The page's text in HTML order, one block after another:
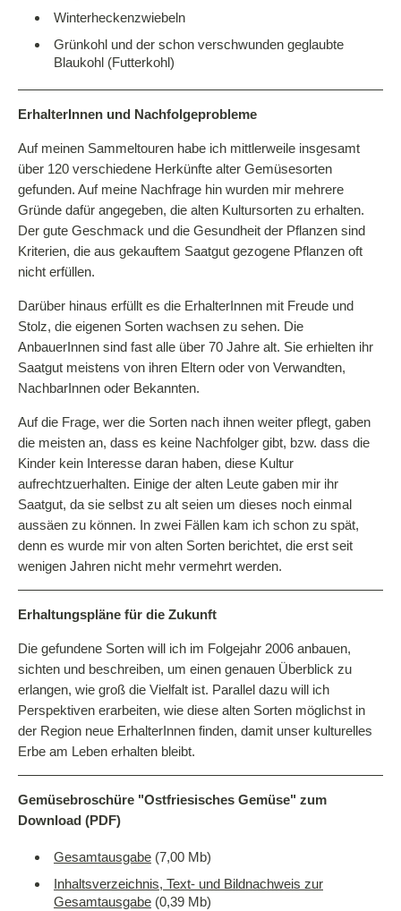
Winterheckenzwiebeln
Grünkohl und der schon verschwunden geglaubte
Blaukohl (Futterkohl)
ErhalterInnen und Nachfolgeprobleme
Auf meinen Sammeltouren habe ich mittlerweile insgesamt
über 120 verschiedene Herkünfte alter Gemüsesorten
gefunden. Auf meine Nachfrage hin wurden mir mehrere
Gründe dafür angegeben, die alten Kultursorten zu erhalten.
Der gute Geschmack und die Gesundheit der Pflanzen sind
Kriterien, die aus gekauftem Saatgut gezogene Pflanzen oft
nicht erfüllen.
Darüber hinaus erfüllt es die ErhalterInnen mit Freude und
Stolz, die eigenen Sorten wachsen zu sehen. Die
AnbauerInnen sind fast alle über 70 Jahre alt. Sie erhielten ihr
Saatgut meistens von ihren Eltern oder von Verwandten,
NachbarInnen oder Bekannten.
Auf die Frage, wer die Sorten nach ihnen weiter pflegt, gaben
die meisten an, dass es keine Nachfolger gibt, bzw. dass die
Kinder kein Interesse daran haben, diese Kultur
aufrechtzuerhalten. Einige der alten Leute gaben mir ihr
Saatgut, da sie selbst zu alt seien um dieses noch einmal
aussäen zu können. In zwei Fällen kam ich schon zu spät,
denn es wurde mir von alten Sorten berichtet, die erst seit
wenigen Jahren nicht mehr vermehrt werden.
Erhaltungspläne für die Zukunft
Die gefundene Sorten will ich im Folgejahr 2006 anbauen,
sichten und beschreiben, um einen genauen Überblick zu
erlangen, wie groß die Vielfalt ist. Parallel dazu will ich
Perspektiven erarbeiten, wie diese alten Sorten möglichst in
der Region neue ErhalterInnen finden, damit unser kulturelles
Erbe am Leben erhalten bleibt.
Gemüsebroschüre "Ostfriesisches Gemüse" zum
Download (PDF)
Gesamtausgabe (7,00 Mb)
Inhaltsverzeichnis, Text- und Bildnachweis zur
Gesamtausgabe (0,39 Mb)